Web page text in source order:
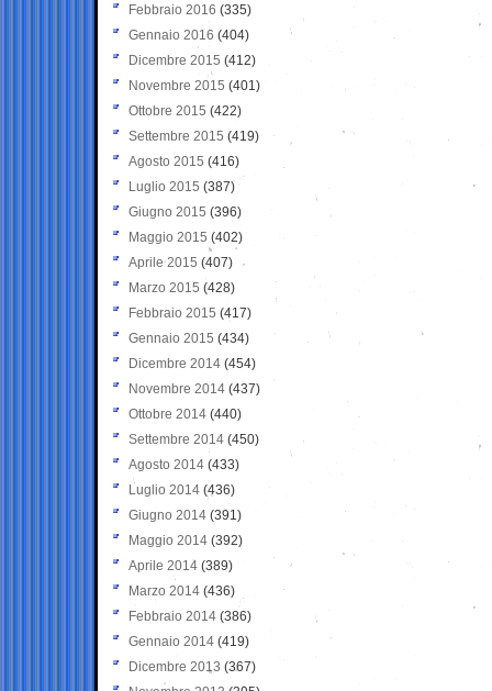
Febbraio 2016 (335)
Gennaio 2016 (404)
Dicembre 2015 (412)
Novembre 2015 (401)
Ottobre 2015 (422)
Settembre 2015 (419)
Agosto 2015 (416)
Luglio 2015 (387)
Giugno 2015 (396)
Maggio 2015 (402)
Aprile 2015 (407)
Marzo 2015 (428)
Febbraio 2015 (417)
Gennaio 2015 (434)
Dicembre 2014 (454)
Novembre 2014 (437)
Ottobre 2014 (440)
Settembre 2014 (450)
Agosto 2014 (433)
Luglio 2014 (436)
Giugno 2014 (391)
Maggio 2014 (392)
Aprile 2014 (389)
Marzo 2014 (436)
Febbraio 2014 (386)
Gennaio 2014 (419)
Dicembre 2013 (367)